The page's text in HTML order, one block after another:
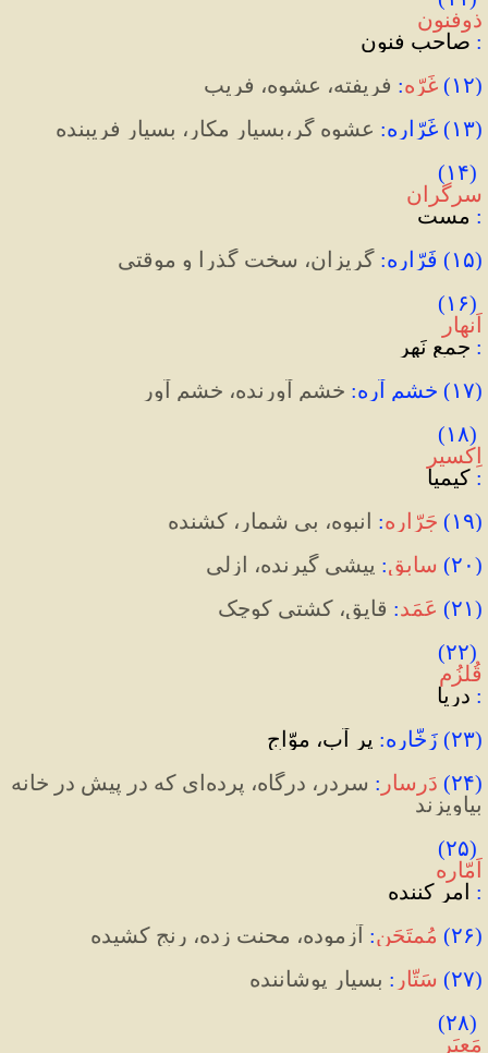
ذوفنون
: صاحب فنون
(۱۲) غَرّه: فریفته، عشوه، فریب
(۱۳) غَرّاره: عشوه گر،بسیار مکار، بسیار فریبنده
(۱۴)
سرگران
: مست
(۱۵) فَرّاره: گریزان، سخت گذرا و موقتی
(۱۶)
اَنهار
: جمع نَهر
(۱۷) خشم آره: خشم آورنده، خشم آور
(۱۸)
اِکسیر
: کیمیا
(۱۹) جَرّاره:
انبوه، بی شمار، کشنده
(۲۰) سابِق: پیشی گیرنده، ازلی
(۲۱) عَمَد: قایق، کشتی کوچک
(۲۲)
قُلزُم
: دریا
(۲۳) زَخّاره: پر آب، موّاج
(۲۴) دَرسار :
بیاویزند
(۲۵)
: امر کننده
(۲۶) مُمتَحَن: آزموده، محنت زده، رنج کشیده
(۲۷) سَتّار : بسیار پوشاننده
(۲۸)
مَعبَر